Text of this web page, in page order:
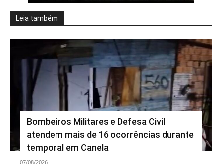
Leia também
Bombeiros Militares e Defesa Civil
atendem mais de 16 ocorrências durante
temporal em Canela
07/08/2026